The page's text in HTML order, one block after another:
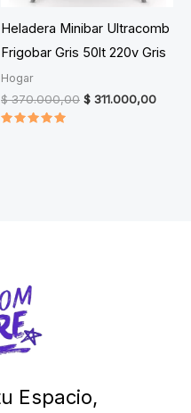
Heladera Minibar Ultracomb
Frigobar Gris 50lt 220v Gris
Hogar
$370.000,00 Original
$ 311.000,00
Espacio,